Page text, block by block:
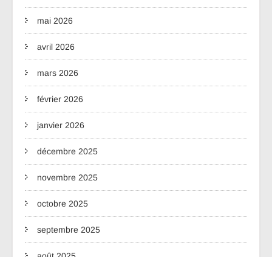
mai 2026
avril 2026
mars 2026
février 2026
janvier 2026
décembre 2025
novembre 2025
octobre 2025
septembre 2025